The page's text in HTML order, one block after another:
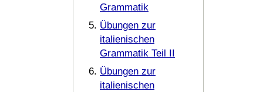
Grammatik
Übungen zur
italienischen
Grammatik Teil II
Übungen zur
italienischen